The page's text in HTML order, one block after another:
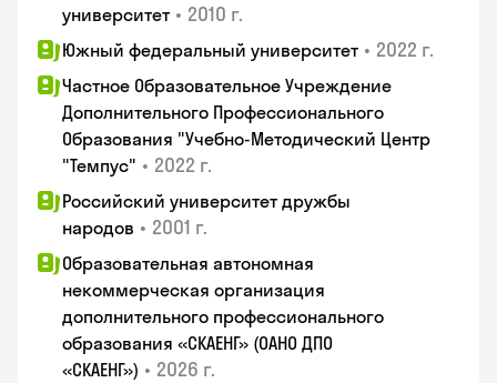
университет • 2010 г.
Южный федеральный университет • 2022 г.
Частное Образовательное Учреждение
Дополнительного Профессионального
Образования "Учебно-Методический Центр
"Темпус" • 2022 г.
Российский университет дружбы
народов • 2001 г.
Образовательная автономная
некоммерческая организация
дополнительного профессионального
образования «СКАЕНГ» (ОАНО ДПО
«СКАЕНГ») • 2026 г.